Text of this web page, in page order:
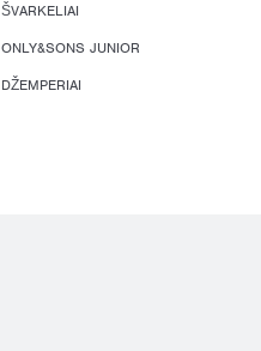
ŠVARKELIAI
ONLY&SONS JUNIOR
DŽEMPERIAI